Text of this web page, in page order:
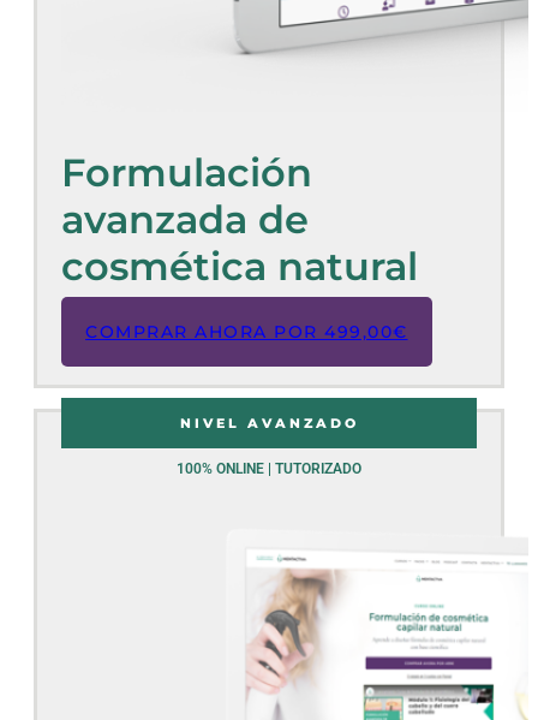
Formulación
avanzada de
cosmética natural
COMPRAR AHORA POR 499,00€
NIVEL AVANZADO
100% ONLINE | TUTORIZADO